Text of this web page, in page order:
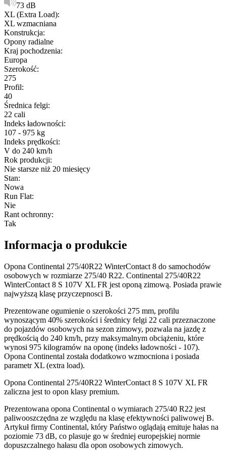
73 dB
XL (Extra Load):
XL wzmacniana
Konstrukcja:
Opony radialne
Kraj pochodzenia:
Europa
Szerokość:
275
Profil:
40
Średnica felgi:
22 cali
Indeks ładowności:
107 - 975 kg
Indeks prędkości:
V do 240 km/h
Rok produkcji:
Nie starsze niż 20 miesięcy
Stan:
Nowa
Run Flat:
Nie
Rant ochronny:
Tak
Informacja o produkcie
Opona Continental 275/40R22 WinterContact 8 do samochodów
osobowych w rozmiarze 275/40 R22. Continental 275/40R22
WinterContact 8 S 107V XL FR jest oponą zimową. Posiada prawie
najwyższą klasę przyczepnosci B.
Prezentowane ogumienie o szerokości 275 mm, profilu
wynoszącym 40% szerokości i średnicy felgi 22 cali przeznaczone
do pojazdów osobowych na sezon zimowy, pozwala na jazdę z
prędkością do 240 km/h, przy maksymalnym obciążeniu, które
wynosi 975 kilogramów na oponę (indeks ładowności - 107).
Opona Continental została dodatkowo wzmocniona i posiada
parametr XL (extra load).
Opona Continental 275/40R22 WinterContact 8 S 107V XL FR
zaliczna jest to opon klasy premium.
Prezentowana opona Continental o wymiarach 275/40 R22 jest
paliwooszczędna ze względu na klasę efektywności paliwowej B.
Artykuł firmy Continental, który Państwo oglądają emituje hałas na
poziomie 73 dB, co plasuje go w średniej europejskiej normie
dopuszczalnego hałasu dla opon osobowych zimowych.